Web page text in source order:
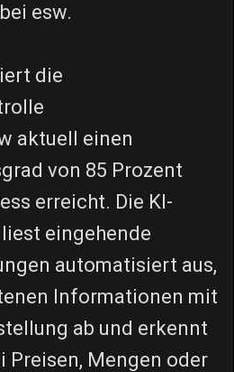
esw.
die
aktuell einen
von 85 Prozent
erreicht. Die KI-
eingehende
automatisiert aus,
Informationen mit
ab und erkennt
Preisen, Mengen oder